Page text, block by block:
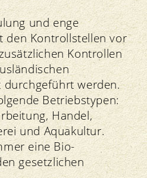
und enge
den Kontrollstellen vor
Kontrollen
werden.
Betriebstypen:
Handel,
und Aquakultur.
eine Bio-
gesetzlichen